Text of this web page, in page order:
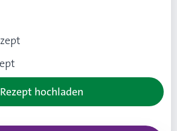
Rezept hochladen